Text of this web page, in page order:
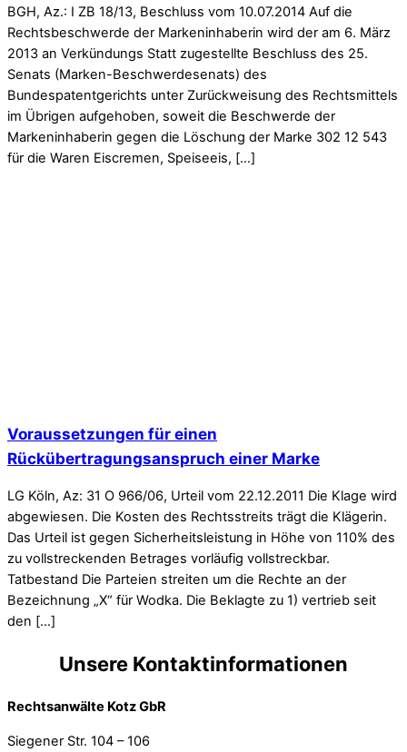
BGH, Az.: I ZB 18/13, Beschluss vom 10.07.2014 Auf die
Rechtsbeschwerde der Markeninhaberin wird der am 6. März
2013 an Verkündungs Statt zugestellte Beschluss des 25.
Senats (Marken-Beschwerdesenats) des
Bundespatentgerichts unter Zurückweisung des Rechtsmittels
im Übrigen aufgehoben, soweit die Beschwerde der
Markeninhaberin gegen die Löschung der Marke 302 12 543
für die Waren Eiscremen, Speiseeis, […]
Voraussetzungen für einen
Rückübertragungsanspruch einer Marke
LG Köln, Az: 31 O 966/06, Urteil vom 22.12.2011 Die Klage wird
abgewiesen. Die Kosten des Rechtsstreits trägt die Klägerin.
Das Urteil ist gegen Sicherheitsleistung in Höhe von 110% des
zu vollstreckenden Betrages vorläufig vollstreckbar.
Tatbestand Die Parteien streiten um die Rechte an der
Bezeichnung „X“ für Wodka. Die Beklagte zu 1) vertrieb seit
den […]
Unsere Kontaktinformationen
Rechtsanwälte Kotz GbR
Siegener Str. 104 – 106